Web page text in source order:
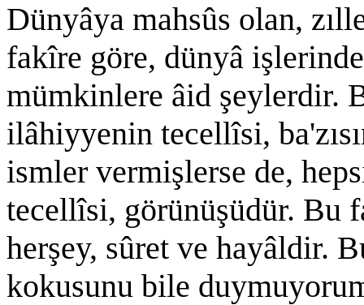
Dünyâya mahsûs olan,
fakîre göre, dünyâ
mümkinlere âid şeylerdir.
ilâhiyyenin tecellîsi,
ismler vermişlerse de,
tecellîsi, görünüşüdür. Bu
herşey, sûret ve hayâldir.
kokusunu bile